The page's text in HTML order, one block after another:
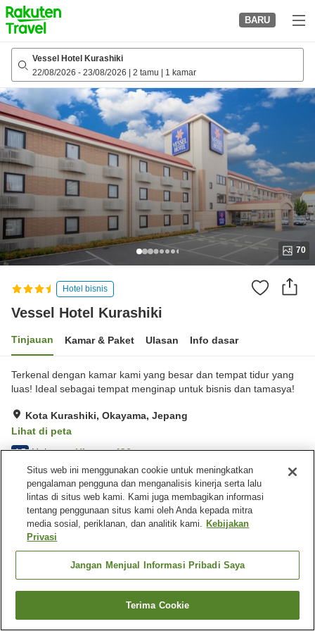
to
top
page
BARU
Vessel Hotel Kurashiki
22/08/2026 - 23/08/2026 2 tamu 1 kamar
70
Hotel bisnis
Vessel Hotel Kurashiki
Tinjauan Kamar & Paket Ulasan Info dasar
Terkenal dengan kamar kami yang besar dan tempat tidur yang
luas! Ideal sebagai tempat menginap untuk bisnis dan tamasya!
Kota Kurashiki, Okayama, Jepang
Lihat di peta
4.5 Hebat Ulasan:496
Fasilitas properti
Wi-Fi
Lounge
Area tertentu bisa merokok
Mesin penjual otomatis
Jepang Okayama
Kota Kurashiki
Vessel Hotel Kurashiki
Cari kamar
Situs web ini menggunakan cookie untuk meningkatkan
pengalaman pengguna dan menganalisis kinerja serta lalu
lintas di situs web kami. Kami juga membagikan informasi
tentang penggunaan situs kami oleh Anda kepada mitra
media sosial, periklanan, dan analitik kami. Kebijakan
Privasi
Jangan Menjual Informasi Pribadi Saya
Terima Cookie